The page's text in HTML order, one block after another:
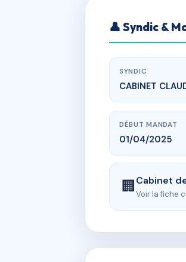
👤 Syndic &
SYNDIC
CABINET
DÉBUT MANDAT
01/04/2025
🏢Cabinet
Voir la fiche